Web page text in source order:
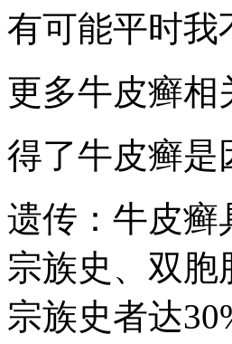
有可能平时我
更多牛皮癣相
得了牛皮癣是
遗传：牛皮癣
宗族史、双
宗族史者达